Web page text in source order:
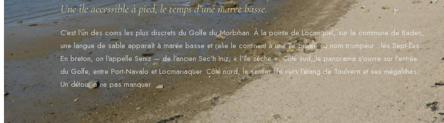
Une île accessible à pied, le temps d’une marée basse.
C’est l’un des coins les plus discrets du Golfe du Morbihan. À la pointe de Locmiquel, sur la commune de Baden,
une langue de sable apparaît à marée basse et relie le continent à une île privée au nom trompeur : les Sept-Îles.
En breton, on l’appelle Seniz — de l’ancien Sec’h Iniz, « l’île sèche ». Côté sud, le panorama s’ouvre sur l’entrée
du Golfe, entre Port-Navalo et Locmariaquer. Côté nord, le sentier file vers l’étang de Toulvern et ses mégalithes.
Un détour à ne pas manquer.